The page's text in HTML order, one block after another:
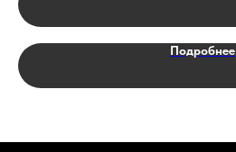
Подробнее